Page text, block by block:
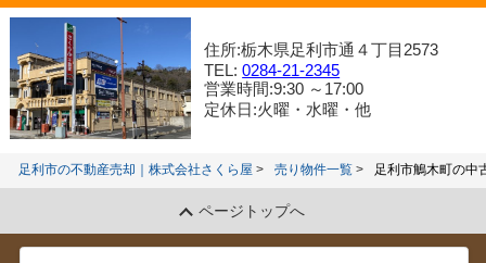
住所:栃木県足利市通４丁目2573
TEL:0284-21-2345
営業時間:9:30 ～17:00
定休日:火曜・水曜・他
足利市の不動産売却｜株式会社さくら屋 売り物件一覧 足利市鵤木町の中
ページトップへ